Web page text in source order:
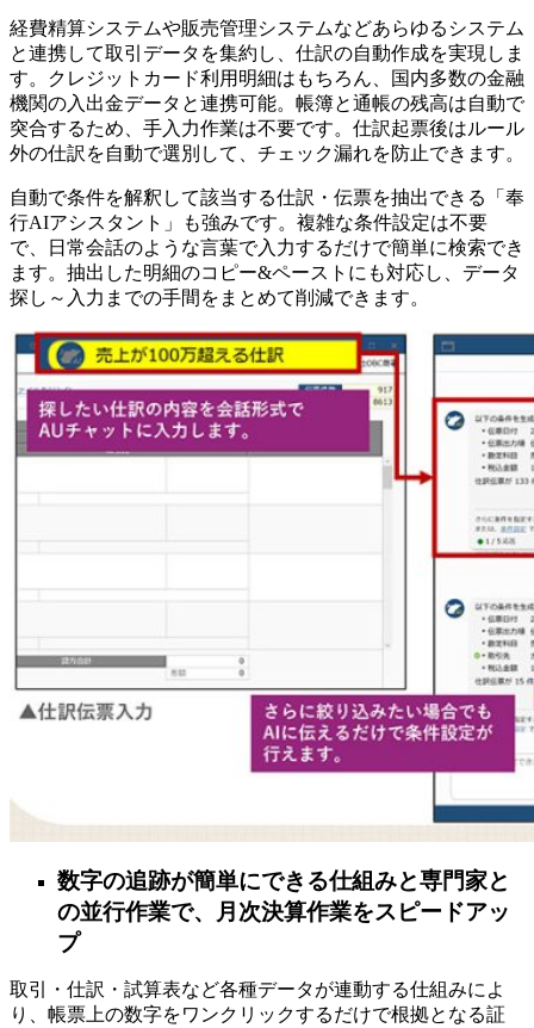
経費精算システムや販売管理システムなどあらゆるシステム
と連携して取引データを集約し、仕訳の自動作成を実現しま
す。クレジットカード利用明細はもちろん、国内多数の金融
機関の入出金データと連携可能。帳簿と通帳の残高は自動で
突合するため、手入力作業は不要です。仕訳起票後はルール
外の仕訳を自動で選別して、チェック漏れを防止できます。
自動で条件を解釈して該当する仕訳・伝票を抽出できる「奉
行AIアシスタント」も強みです。複雑な条件設定は不要
で、日常会話のような言葉で入力するだけで簡単に検索でき
ます。抽出した明細のコピー&ペーストにも対応し、データ
探し～入力までの手間をまとめて削減できます。
数字の追跡が簡単にできる仕組みと専門家と
の並行作業で、月次決算作業をスピードアッ
プ
取引・仕訳・試算表など各種データが連動する仕組みによ
り、帳票上の数字をワンクリックするだけで根拠となる証